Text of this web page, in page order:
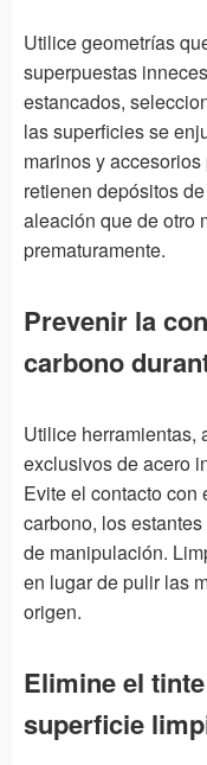
Utilice geometrías
superpuestas
estancados,
las superficies se
marinos y
retienen depósitos
aleación que de otro
prematuramente.
Prevenir la
carbono
Utilice herramientas,
exclusivos de acero
Evite el contacto con
carbono, los
de manipulación.
en lugar de pulir las
origen.
Elimine el
superficie